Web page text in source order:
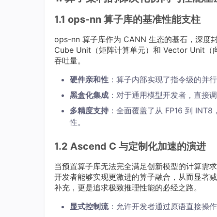
1.1 ops-nn 算子库的基准性能支柱
ops-nn 算子库作为 CANN 生态的基石，深度
Cube Unit（矩阵计算单元）和 Vector Unit（
吞吐量。
硬件亲和性 ：算子内部实现了指令级的并
黑盒化集成 ：对于通用模型开发者，直接
多精度支持 ：全面覆盖了从 FP16 到
性。
1.2 Ascend C 与定制化加速的演进
当预置算子库无法完全满足创新模型的计算需
开发者能够实现更激进的算子融合，从而显著
补充，更是追求极致推理性能的必经之路。
显式控制流：允许开发者通过原语直接操